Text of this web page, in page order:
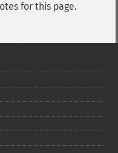
for this page.